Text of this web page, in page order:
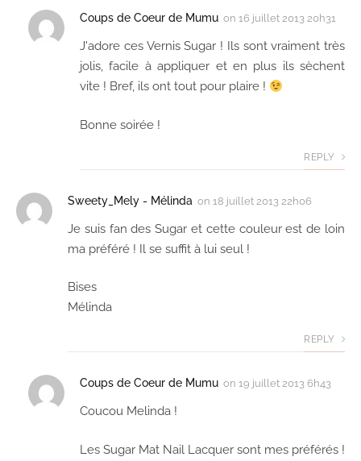
Coups de Coeur de Mumu on 16 juillet 2013 20h31
J'adore ces Vernis Sugar ! Ils sont vraiment très
jolis, facile à appliquer et en plus ils sèchent
vite ! Bref, ils ont tout pour plaire !
Bonne soirée !
REPLY
Sweety_Mely - Mélinda on 18 juillet 2013 22h06
Je suis fan des Sugar et cette couleur est de loin
ma préféré ! Il se suffit à lui seul !
Bises
Mélinda
REPLY
Coups de Coeur de Mumu on 19 juillet 2013 6h43
Coucou Melinda !
Les Sugar Mat Nail Lacquer sont mes préférés !